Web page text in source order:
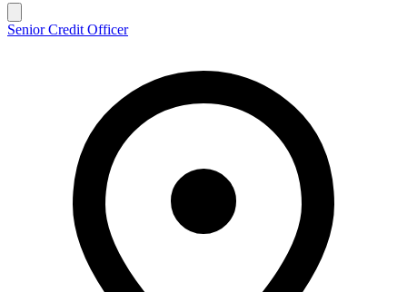
Senior Credit Officer